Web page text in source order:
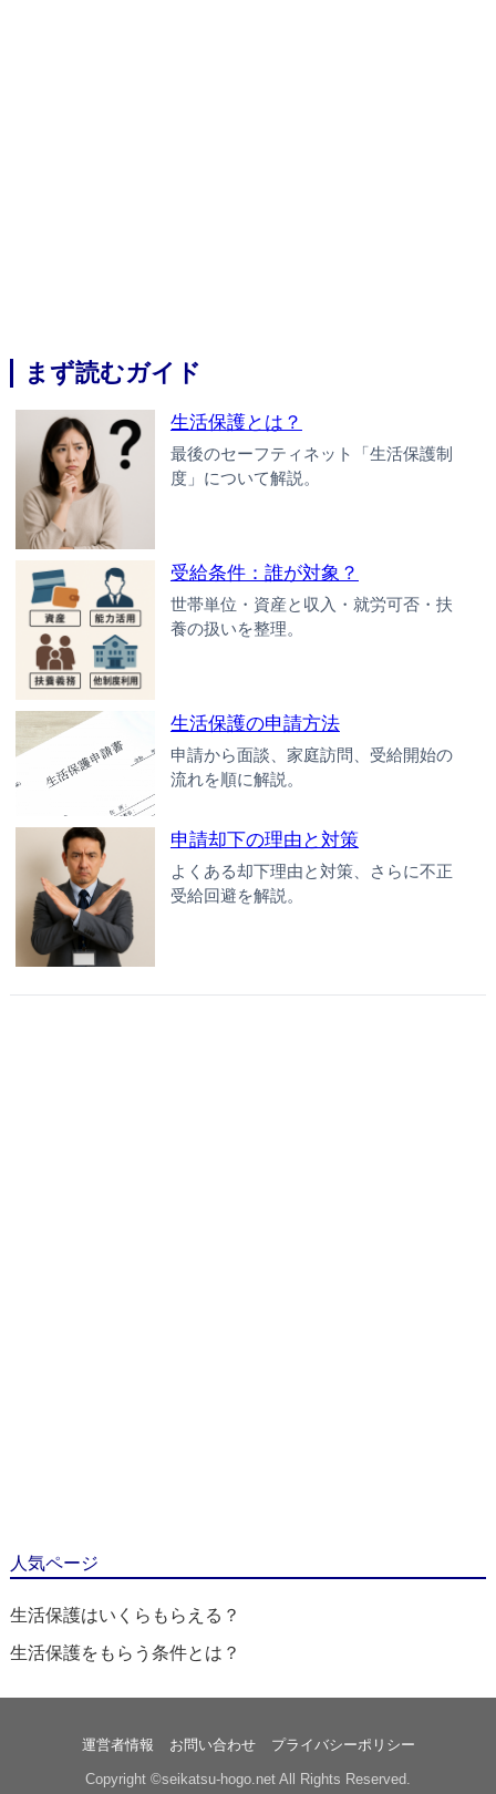
まず読むガイド
生活保護とは？
最後のセーフティネット「生活保護制
度」について解説。
受給条件：誰が対象？
世帯単位・資産と収入・就労可否・扶
養の扱いを整理。
生活保護の申請方法
申請から面談、家庭訪問、受給開始の
流れを順に解説。
申請却下の理由と対策
よくある却下理由と対策、さらに不正
受給回避を解説。
人気ページ
生活保護はいくらもらえる？
生活保護をもらう条件とは？
運営者情報 お問い合わせ プライバシーポリシー
Copyright ©seikatsu-hogo.net All Rights Reserved.